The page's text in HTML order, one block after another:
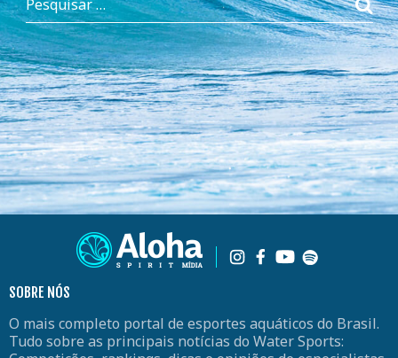
SOBRE NÓS
O mais completo portal de esportes aquáticos do Brasil.
Tudo sobre as principais notícias do Water Sports: